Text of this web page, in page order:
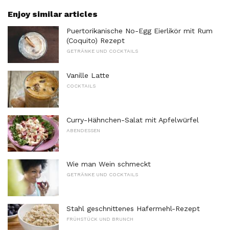
Enjoy similar articles
Puertorikanische No-Egg Eierlikör mit Rum
(Coquito) Rezept
GETRÄNKE UND COCKTAILS
Vanille Latte
COCKTAILS
Curry-Hähnchen-Salat mit Apfelwürfel
ABENDESSEN
Wie man Wein schmeckt
GETRÄNKE UND COCKTAILS
Stahl geschnittenes Hafermehl-Rezept
FRÜHSTÜCK UND BRUNCH